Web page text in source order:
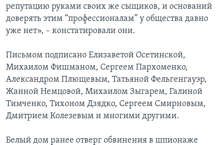
репутацию руками своих же сыщиков, и оснований
доверять этим “профессионалам” у общества давно
уже нет», – констатировали они.
Письмом подписано Елизаветой Осетинской,
Михаилом Фишманом, Сергеем Пархоменко,
Александром Плющевым, Татьяной Фельгенгауэр,
Жанной Немцовой, Михаилом Зыгарем, Галиной
Тимченко, Тихоном Дзядко, Сергеем Смирновым,
Дмитрием Колезевым и многими другими.
Белый дом ранее отверг обвинения в шпионаже